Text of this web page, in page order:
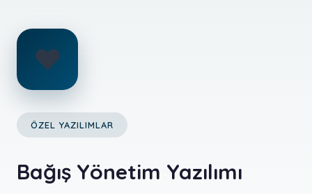
❤️
ÖZEL YAZILIMLAR
Bağış Yönetim Yazılımı